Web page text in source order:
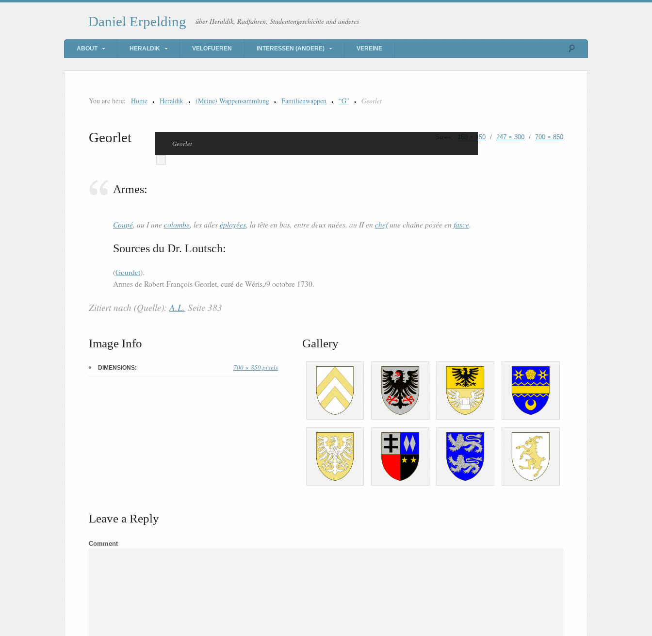
Daniel Erpelding über Heraldik, Radfahren, Studentengeschichte und anderes
ABOUT HERALDIK VELOFUEREN INTERESSEN (ANDERE) VEREINE
You are here: Home Heraldik (Meine) Wappensammlung Familienwappen “G” Georlet
Georlet 150 × 150 / 247 × 300 / 700 × 850
Georlet
Armes:
Coupé, au I unecolombe, les aileséployées, la tête en bas, entre deux nuées, au II en chefune chaîne posée en fasce.
Sources du Dr. Loutsch:
(Gourdet).
Armes de Robert-François Georlet, curé de Wéris,/9 octobre 1730.
Zitiert nach (Quelle):A.L. Seite 383
Image Info
DIMENSIONS: 700 × 850 pixels
Gallery
Leave a Reply
Comment